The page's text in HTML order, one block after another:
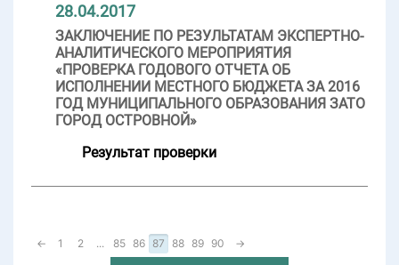
28.04.2017
ЗАКЛЮЧЕНИЕ ПО РЕЗУЛЬТАТАМ ЭКСПЕРТНО-
АНАЛИТИЧЕСКОГО МЕРОПРИЯТИЯ
«ПРОВЕРКА ГОДОВОГО ОТЧЕТА ОБ
ИСПОЛНЕНИИ МЕСТНОГО БЮДЖЕТА ЗА 2016
ГОД МУНИЦИПАЛЬНОГО ОБРАЗОВАНИЯ ЗАТО
ГОРОД ОСТРОВНОЙ»
Результат проверки
← 1 2 ... 85 86 87 88 89 90 →